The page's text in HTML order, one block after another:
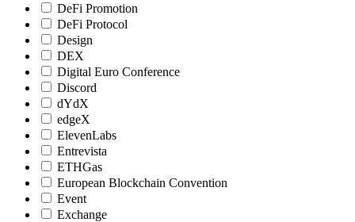
DeFi Promotion
DeFi Protocol
Design
DEX
Digital Euro Conference
Discord
dYdX
edgeX
ElevenLabs
Entrevista
ETHGas
European Blockchain Convention
Event
Exchange